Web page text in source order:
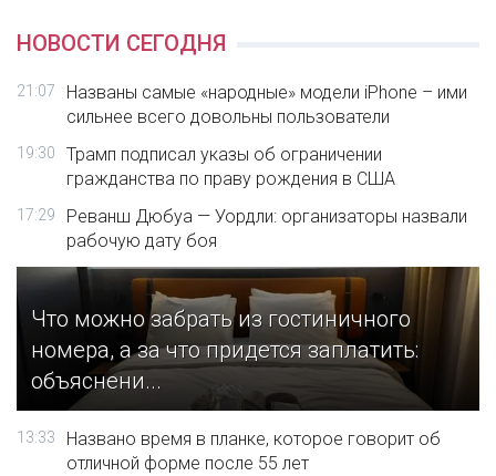
НОВОСТИ СЕГОДНЯ
21:07
Названы самые «народные» модели iPhone – ими
сильнее всего довольны пользователи
19:30
Трамп подписал указы об ограничении
гражданства по праву рождения в США
17:29
Реванш Дюбуа — Уордли: организаторы назвали
рабочую дату боя
Что можно забрать из гостиничного
номера, а за что придется заплатить:
объяснени...
13:33
Названо время в планке, которое говорит об
отличной форме после 55 лет